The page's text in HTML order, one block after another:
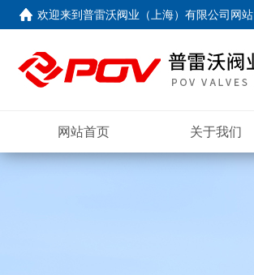
欢迎来到普雷沃阀业（上海）有限公司网站
网站首页 关于我们